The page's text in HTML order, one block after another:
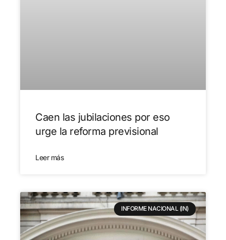
Caen las jubilaciones por eso
urge la reforma previsional
Leer más
INFORME NACIONAL (IN)